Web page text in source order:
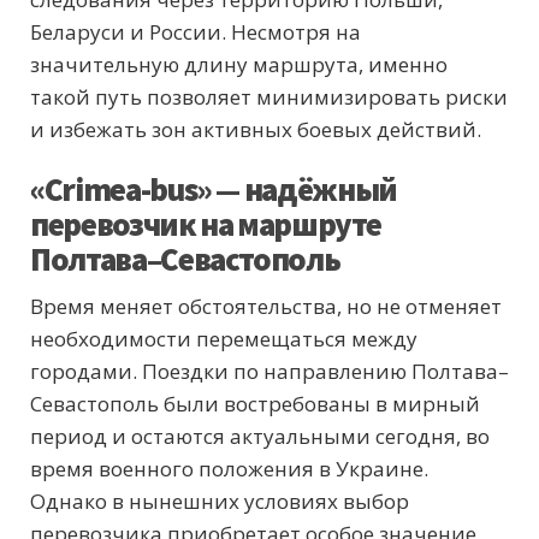
Беларуси и России. Несмотря на
значительную длину маршрута, именно
такой путь позволяет минимизировать риски
и избежать зон активных боевых действий.
«Crimea-bus» — надёжный
перевозчик на маршруте
Полтава–Севастополь
Время меняет обстоятельства, но не отменяет
необходимости перемещаться между
городами. Поездки по направлению Полтава–
Севастополь были востребованы в мирный
период и остаются актуальными сегодня, во
время военного положения в Украине.
Однако в нынешних условиях выбор